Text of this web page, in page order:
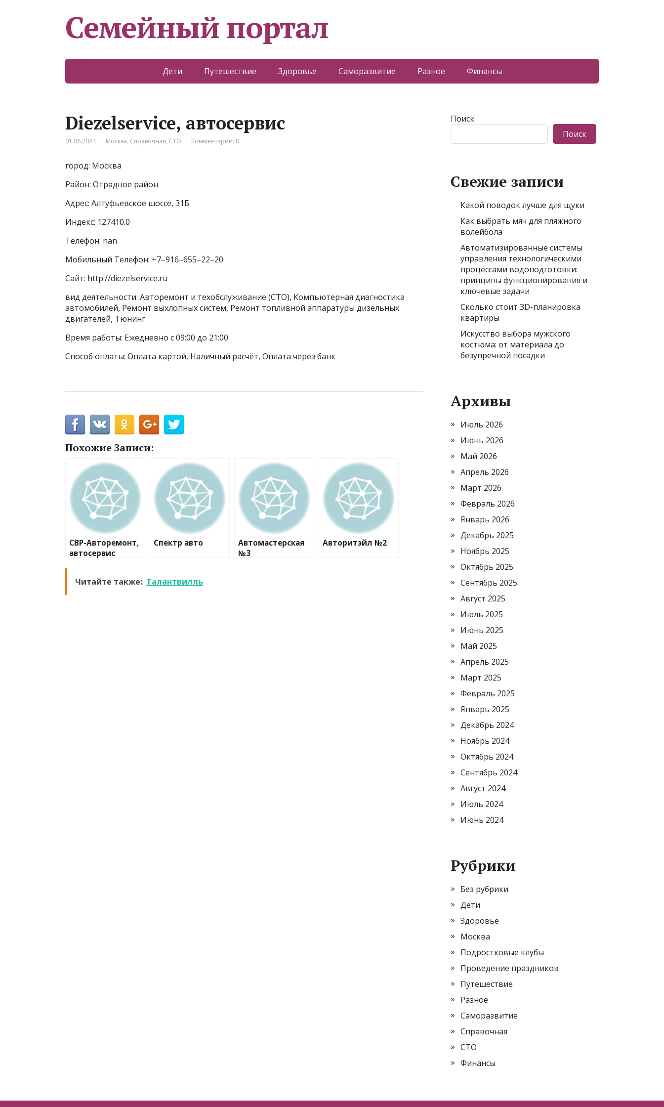
Семейный портал
Дети Путешествие Здоровье Саморазвитие Разное Финансы
Diezelservice, автосервис
01.06.2024 Москва, Справочная, СТО Комментарии: 0
город: Москва
Район: Отрадное район
Адрес: Алтуфьевское шоссе, 31Б
Индекс: 127410.0
Телефон: nan
Мобильный Телефон: +7‒916‒655‒22‒20
Сайт: http://diezelservice.ru
вид деятельности: Авторемонт и техобслуживание (СТО), Компьютерная диагностика
автомобилей, Ремонт выхлопных систем, Ремонт топливной аппаратуры дизельных
двигателей, Тюнинг
Время работы: Ежедневно с 09:00 до 21:00
Способ оплаты: Оплата картой, Наличный расчёт, Оплата через банк
Похожие Записи:
СВР-Авторемонт,
автосервис
Спектр авто
Автомастерская
№3
Авторитэйл №2
Читайте также: Талантвилль
Поиск
Поиск
Свежие записи
Какой поводок лучше для щуки
Как выбрать мяч для пляжного
волейбола
Автоматизированные системы
управления технологическими
процессами водоподготовки:
принципы функционирования и
ключевые задачи
Сколько стоит 3D-планировка
квартиры
Искусство выбора мужского
костюма: от материала до
безупречной посадки
Архивы
Июль 2026
Июнь 2026
Май 2026
Апрель 2026
Март 2026
Февраль 2026
Январь 2026
Декабрь 2025
Ноябрь 2025
Октябрь 2025
Сентябрь 2025
Август 2025
Июль 2025
Июнь 2025
Май 2025
Апрель 2025
Март 2025
Февраль 2025
Январь 2025
Декабрь 2024
Ноябрь 2024
Октябрь 2024
Сентябрь 2024
Август 2024
Июль 2024
Июнь 2024
Рубрики
Без рубрики
Дети
Здоровье
Москва
Подростковые клубы
Проведение праздников
Путешествие
Разное
Саморазвитие
Справочная
СТО
Финансы